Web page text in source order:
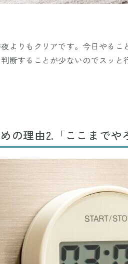
よりもクリアです。今日やる
断することが少ないのでスッと
の理由2.「ここまでや